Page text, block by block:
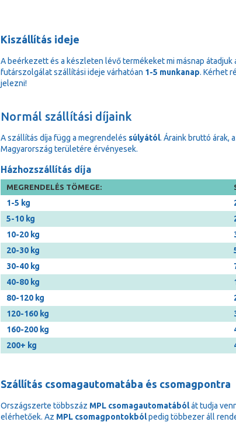
Kiszállítás ideje
A beérkezett és a készleten lévő termékeket mi másnap
futárszolgálat szállítási ideje várhatóan 1-5 munkanap. Kérhet
jelezni!
Normál szállítási díjaink
A szállítás díja függ a megrendelés súlyától. Áraink bruttó árak,
Magyarország területére érvényesek.
Házhozszállítás díja
MEGRENDELÉS TÖMEGE:
1-5 kg
5-10 kg
10-20 kg
20-30 kg
30-40 kg
40-80 kg
80-120 kg
120-160 kg
160-200 kg
200+ kg
Szállítás csomagautomatába és csomagpontra
Országszerte többszáz MPL csomagautomatábólát tudja
elérhetőek. Az MPL csomagpontokbólpedig többezer áll